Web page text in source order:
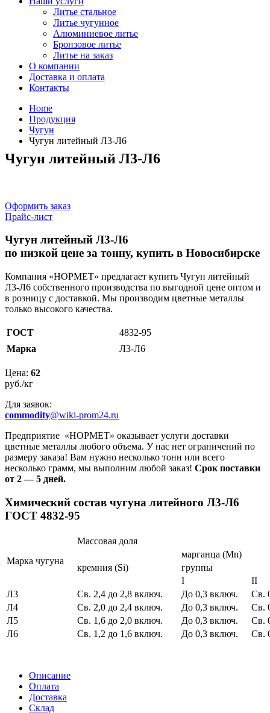
Литье стальное
Литье чугунное
Алюминиевое литье
Бронзовое литье
Литье на заказ
О компании
Доставка и оплата
Контакты
Home
Продукция
Чугун
Чугун литейный Л3-Л6
Чугун литейный Л3-Л6
Оформить заказ
Прайс-лист
Чугун литейный Л3-Л6
по низкой цене за тонну, купить в Новосибирске
Компания «НОРМЕТ» предлагает купить Чугун литейный
Л3-Л6 собственного производства по выгодной цене оптом и
в розницу с доставкой. Мы производим цветные металлы
только высокого качества.
ГОСТ
4832-95
Марка
Л3-Л6
Цена: 62
руб./кг
Для заявок:
commodity@wiki-prom24.ru
Предприятие «НОРМЕТ» оказывает услуги доставки
цветные металлы любого объема. У нас нет ограничений по
размеру заказа! Вам нужно несколько тонн или всего
несколько грамм, мы выполним любой заказ! Срок поставки
от 2 — 5 дней.
Химический состав чугуна литейного Л3-Л6
ГОСТ 4832-95
Марка чугуна
Массовая доля
кремния (Si)
марганца (Mn)
группы
I
II
Л3
Св. 2,4 до 2,8 включ. До 0,3 включ.
Св.
Л4
Св. 2,0 до 2,4 включ. До 0,3 включ.
Св.
Л5
Св. 1,6 до 2,0 включ. До 0,3 включ.
Св.
Л6
Св. 1,2 до 1,6 включ. До 0,3 включ. Св.
Описание
Оплата
Доставка
Склад